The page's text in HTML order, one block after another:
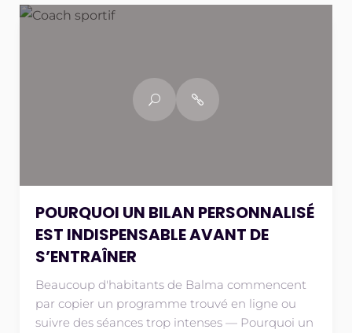
POURQUOI UN BILAN PERSONNALISÉ
EST INDISPENSABLE AVANT DE
S’ENTRAÎNER
Beaucoup d'habitants de Balma commencent
par copier un programme trouvé en ligne ou
suivre des séances trop intenses — Pourquoi un